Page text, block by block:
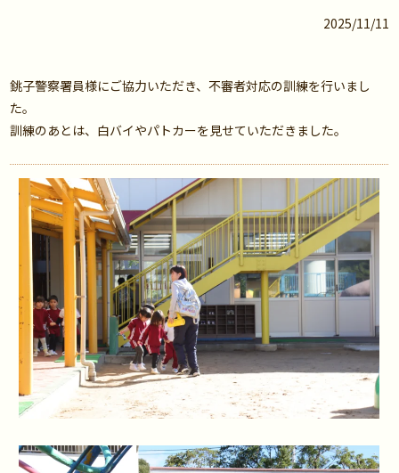
2025/11/11
銚子警察署員様にご協力いただき、不審者対応の訓練を行いまし
た。
訓練のあとは、白バイやパトカーを見せていただきました。